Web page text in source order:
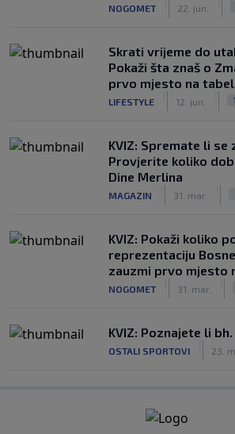
NOGOMET 22. jun.
Skrati vrijeme do
Pokaži šta znaš o
prvo mjesto na
LIFESTYLE 12. jun. 1
KVIZ: Spremate li se
Provjerite koliko
Dine Merlina
MAGAZIN 31. mar.
KVIZ: Pokaži koliko
reprezentaciju
zauzmi prvo mjesto
NOGOMET 31. mar.
KVIZ: Poznajete li
OSTALI SPORTOVI 23.